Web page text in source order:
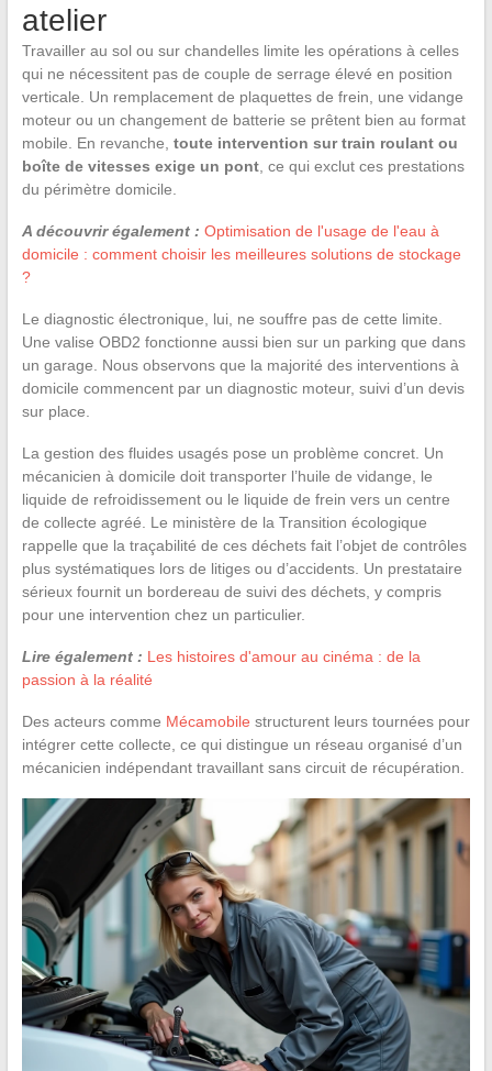
atelier
Travailler au sol ou sur chandelles limite les opérations à celles
qui ne nécessitent pas de couple de serrage élevé en position
verticale. Un remplacement de plaquettes de frein, une vidange
moteur ou un changement de batterie se prêtent bien au format
mobile. En revanche, toute intervention sur train roulant ou
boîte de vitesses exige un pont, ce qui exclut ces prestations
du périmètre domicile.
A découvrir également : Optimisation de l'usage de l'eau à
domicile : comment choisir les meilleures solutions de stockage
?
Le diagnostic électronique, lui, ne souffre pas de cette limite.
Une valise OBD2 fonctionne aussi bien sur un parking que dans
un garage. Nous observons que la majorité des interventions à
domicile commencent par un diagnostic moteur, suivi d’un devis
sur place.
La gestion des fluides usagés pose un problème concret. Un
mécanicien à domicile doit transporter l’huile de vidange, le
liquide de refroidissement ou le liquide de frein vers un centre
de collecte agréé. Le ministère de la Transition écologique
rappelle que la traçabilité de ces déchets fait l’objet de contrôles
plus systématiques lors de litiges ou d’accidents. Un prestataire
sérieux fournit un bordereau de suivi des déchets, y compris
pour une intervention chez un particulier.
Lire également : Les histoires d'amour au cinéma : de la
passion à la réalité
Des acteurs comme Mécamobile structurent leurs tournées pour
intégrer cette collecte, ce qui distingue un réseau organisé d’un
mécanicien indépendant travaillant sans circuit de récupération.